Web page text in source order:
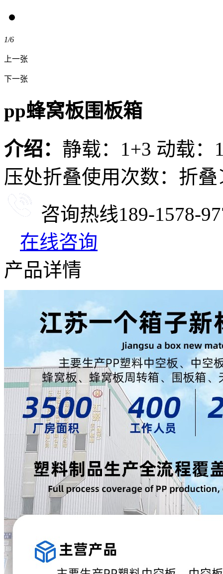
1/6
上一张
下一张
pp蜂窝板围板箱
介绍： 静载：1+3 动载
压处折叠使用次数：折叠
咨询热线189-1578-
在线咨询
产品详情